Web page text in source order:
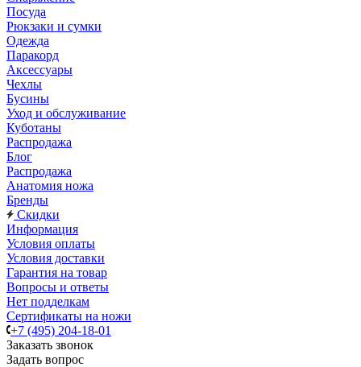
Посуда
Рюкзаки и сумки
Одежда
Паракорд
Аксессуары
Чехлы
Бусины
Уход и обслуживание
Куботаны
Распродажа
Блог
Распродажа
Анатомия ножа
Бренды
Скидки
Информация
Условия оплаты
Условия доставки
Гарантия на товар
Вопросы и ответы
Нет подделкам
Сертификаты на ножи
+7 (495) 204-18-01
Заказать звонок
Задать вопрос